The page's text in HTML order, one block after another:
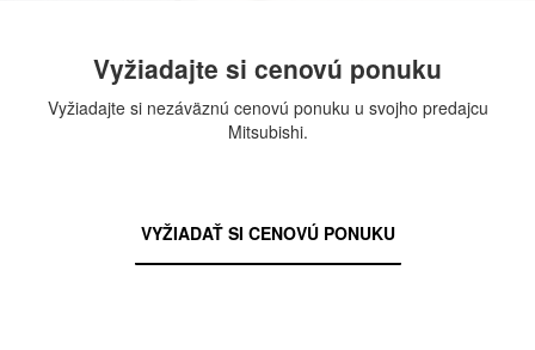
Vyžiadajte si cenovú ponuku
Vyžiadajte si nezáväznú cenovú ponuku u svojho predajcu
Mitsubishi.
VYŽIADAŤ SI CENOVÚ PONUKU